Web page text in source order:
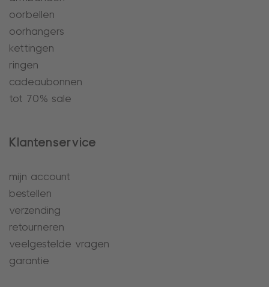
oorbellen
oorhangers
kettingen
ringen
cadeaubonnen
tot 70% sale
Klantenservice
mijn account
bestellen
verzending
retourneren
veelgestelde vragen
garantie